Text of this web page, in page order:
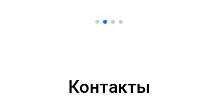
Контакты